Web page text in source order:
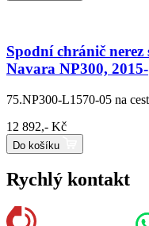
Spodní chránič nerez
Navara NP300, 2015-
75.NP300-L1570-05 na
12 892,- Kč
Do košíku
Rychlý kontakt